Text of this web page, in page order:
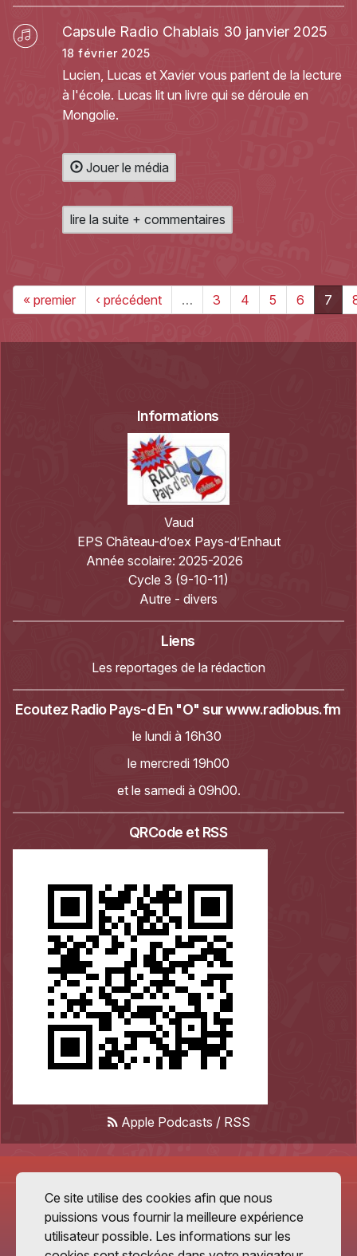
Capsule Radio Chablais 30 janvier 2025
18 février 2025
Lucien, Lucas et Xavier vous parlent de la lecture
à l'école. Lucas lit un livre qui se déroule en
Mongolie.
Jouer le média
lire la suite + commentaires
« premier ‹ précédent … 3 4 5 6 7
Informations
Vaud
EPS Château-d’oex Pays-d’Enhaut
Année scolaire: 2025-2026
Cycle 3 (9-10-11)
Autre - divers
Liens
Les reportages de la rédaction
Ecoutez Radio Pays-d En "O" surwww.radiobus.fm
le lundi à 16h30
le mercredi 19h00
et le samedi à 09h00.
QRCode et RSS
Apple Podcasts / RSS
Ce site utilise des cookies afin que nous
puissions vous fournir la meilleure expérience
utilisateur possible. Les informations sur les